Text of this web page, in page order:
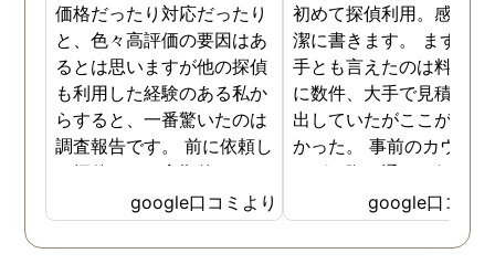
価格だったり対応だったり
と、色々高評価の要因はあ
るとは思いますが他の探偵
も利用した経験のある私か
らすると、一番驚いたのは
調査報告です。 前に依頼し
た探偵では、定期的にまと
めて報告がくる為なかなか
実際の現状を把握するのが
難しかったですが、ここは
google口コミより
初めて探偵利用。感想を
潔に書きます。 まず、
手とも言えたのは料金。
に数件、大手で見積もり
出していたがここが一番
かった。 事前のカウン
ングの際の通りの価格で
途中での追加料金なども
く安心してお任せできた
由のひとつ。 かと言っ
google口コミ